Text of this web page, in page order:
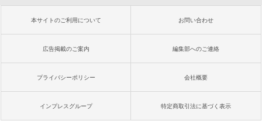
本サイトのご利用について お問い合わせ
広告掲載のご案内 編集部へのご連絡
プライバシーポリシー 会社概要
インプレスグループ 特定商取引法に基づく表示